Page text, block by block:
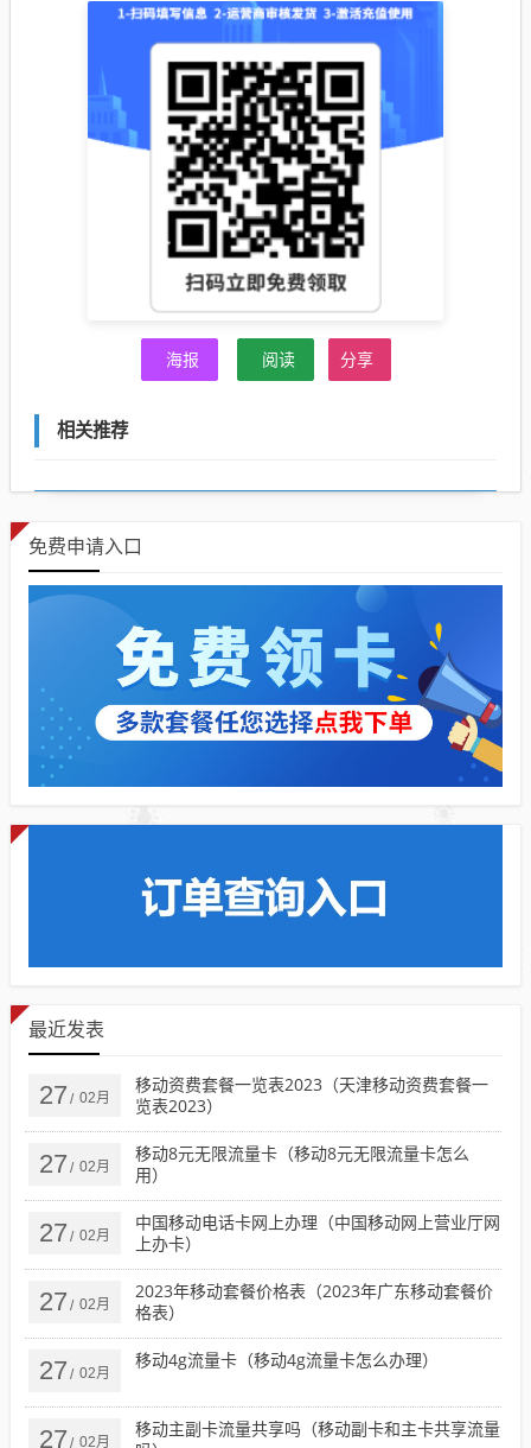
海报 阅读 分享
相关推荐
免费申请入口
最近发表
27 / 02月
移动资费套餐一览表2023（天津移动资费套餐一
览表2023）
27 / 02月
移动8元无限流量卡（移动8元无限流量卡怎么
用）
27 / 02月
中国移动电话卡网上办理（中国移动网上营业厅网
上办卡）
27 / 02月
2023年移动套餐价格表（2023年广东移动套餐价
格表）
27 / 02月
移动4g流量卡（移动4g流量卡怎么办理）
27 / 02月
移动主副卡流量共享吗（移动副卡和主卡共享流量